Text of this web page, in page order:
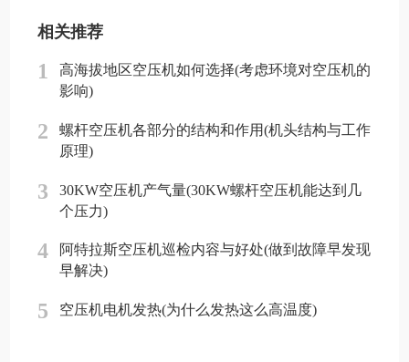
相关推荐
1
高海拔地区空压机如何选择(考虑环境对空压机的
影响)
2
螺杆空压机各部分的结构和作用(机头结构与工作
原理)
3
30KW空压机产气量(30KW螺杆空压机能达到几
个压力)
4
阿特拉斯空压机巡检内容与好处(做到故障早发现
早解决)
5 空压机电机发热(为什么发热这么高温度)